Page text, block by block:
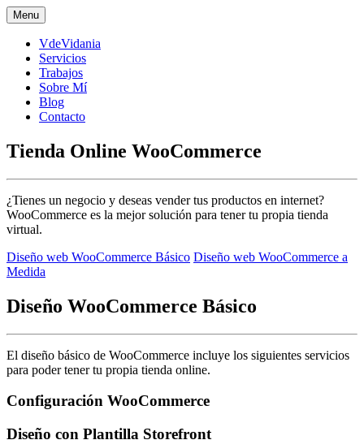
Skip
to
content
Menu
VdeVidania
Servicios
Trabajos
Sobre Mí
Blog
Contacto
Tienda Online WooCommerce
¿Tienes un negocio y deseas vender tus productos en internet?
WooCommerce es la mejor solución para tener tu propia tienda
virtual.
Diseño web WooCommerce Básico Diseño web WooCommerce a
Medida
Diseño WooCommerce Básico
El diseño básico de WooCommerce incluye los siguientes servicios
para poder tener tu propia tienda online.
Configuración WooCommerce
Diseño con Plantilla Storefront